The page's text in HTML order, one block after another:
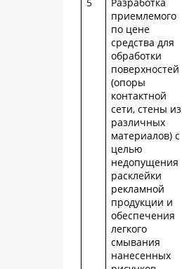
приемлемого
по цене
средства для
обработки
поверхностей
(опоры
контактной
сети, стены из
различных
материалов) с
целью
недопущения
расклейки
рекламной
продукции и
обеспечения
легкого
смывания
нанесенных